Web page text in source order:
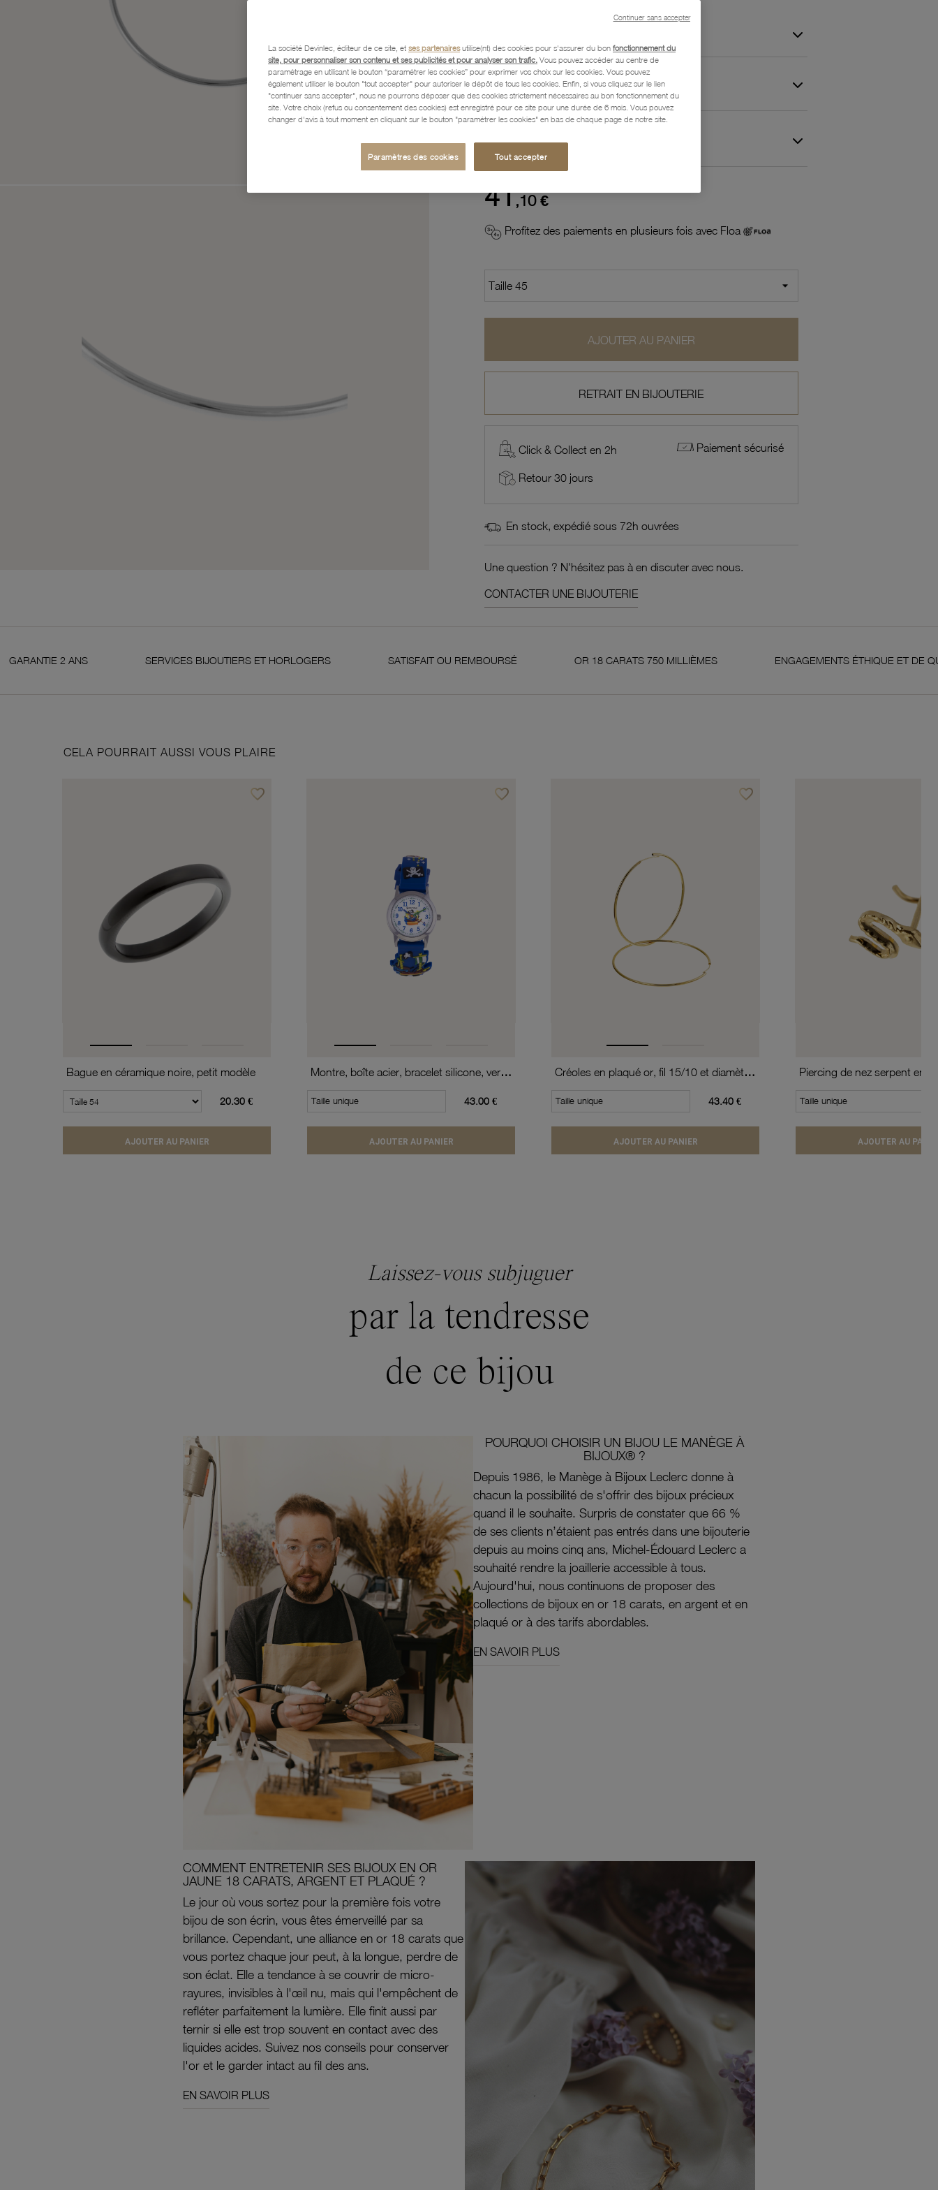
Caractéristiques détaillées
Paiement, Livraison, Retours et Garantie
41,10 €
Profitez des paiements en plusieurs fois avec Floa
AJOUTER AU PANIER
RETRAIT EN BIJOUTERIE
Click & Collect en 2h Paiement sécurisé
Retour 30 jours
En stock, expédié sous 72h ouvrées
Une question ? N'hésitez pas à en discuter avec nous.
CONTACTER UNE BIJOUTERIE
SERVICES BIJOUTIERS ET HORLOGERS SATISFAIT OU REMBOURSÉ OR 18 CARATS 750 MILLIÈMES ENGAGEMENTS ÉTHIQUE ET DE QUALITÉ
CELA POURRAIT AUSSI VOUS PLAIRE
favorite_borderAjouter à vos favoris
Bague en céramique noire, petit modèle
20.30 €
AJOUTER AU PANIER
favorite_borderAjouter à vos favoris
Montre, boîte acier, bracelet silicone, verre minéral, kids
Taille unique 43.00 €
AJOUTER AU PANIER
favorite_borderAjouter à vos favoris
Créoles en plaqué or, fil 15/10 et diamètre 60 mm
Taille unique 43.40 €
AJOUTER AU PANIER
Piercing de nez serpent en
Taille unique
AJOUTER AU
Laissez-vous subjuguer
par la tendresse
de ce bijou
POURQUOI CHOISIR UN BIJOU LE MANÈGE À
BIJOUX® ?
Depuis 1986, le Manège à Bijoux Leclerc donne à
chacun la possibilité de s'offrir des bijoux précieux
quand il le souhaite. Surpris de constater que 66 %
de ses clients n’étaient pas entrés dans une bijouterie
depuis au moins cinq ans, Michel-Édouard Leclerc a
souhaité rendre la joaillerie accessible à tous.
Aujourd'hui, nous continuons de proposer des
collections de bijoux en or 18 carats, en argent et en
plaqué or à des tarifs abordables.
EN SAVOIR PLUS
COMMENT ENTRETENIR SES BIJOUX EN OR
JAUNE 18 CARATS, ARGENT ET PLAQUÉ ?
Le jour où vous sortez pour la première fois votre
bijou de son écrin, vous êtes émerveillé par sa
brillance. Cependant, une alliance en or 18 carats que
vous portez chaque jour peut, à la longue, perdre de
son éclat. Elle a tendance à se couvrir de micro-
rayures, invisibles à l'œil nu, mais qui l'empêchent de
refléter parfaitement la lumière. Elle finit aussi par
ternir si elle est trop souvent en contact avec des
liquides acides. Suivez nos conseils pour conserver
l'or et le garder intact au fil des ans.
EN SAVOIR PLUS
La société Devinlec, éditeur de ce site, et ses partenairesutilise(nt) des cookies pour s'assurer du bon fonctionnement du
site, pour personnaliser son contenu et ses publicités et pour analyser son trafic. Vous pouvez accéder au centre de
paramétrage en utilisant le bouton “paramétrer les cookies” pour exprimer vos choix sur les cookies. Vous pouvez
également utiliser le bouton "tout accepter" pour autoriser le dépôt de tous les cookies. Enfin, si vous cliquez sur le lien
"continuer sans accepter", nous ne pourrons déposer que des cookies strictement nécessaires au bon fonctionnement du
site. Votre choix (refus ou consentement des cookies) est enregistré pour ce site pour une durée de 6 mois. Vous pouvez
changer d'avis à tout moment en cliquant sur le bouton "paramétrer les cookies" en bas de chaque page de notre site.
Paramètres des cookies Tout accepter
Continuer sans accepter